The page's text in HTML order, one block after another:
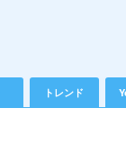
トレンド